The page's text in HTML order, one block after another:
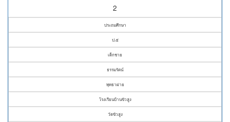
2
ประถมศึกษา
ป.๕
เด็กชาย
ธรรมรัตน์
พุทธาผ่าย
โรงเรียนบ้านขัวสูง
วัดขัวสูง